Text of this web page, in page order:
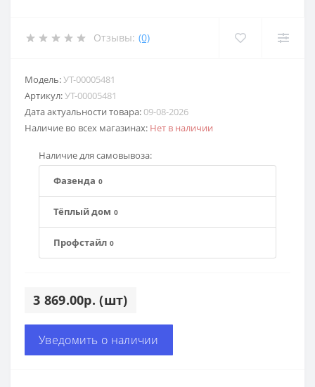
Отзывы: (0)
Модель:УТ-00005481
Артикул:УТ-00005481
Дата актуальности товара:09-08-2026
Наличие во всех магазинах: Нет в наличии
Наличие для самовывоза:
Фазенда 0
Тёплый дом 0
Профстайл 0
3 869.00р. (шт)
Уведомить о наличии